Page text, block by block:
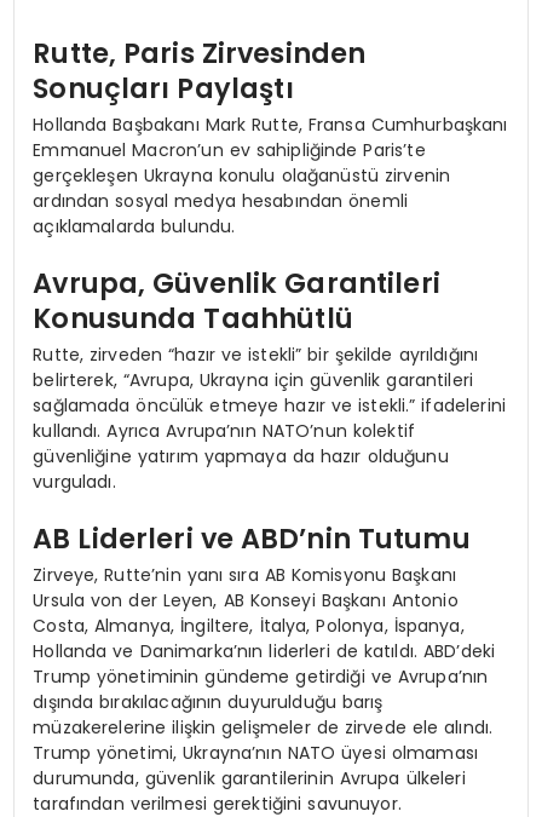
Rutte, Paris Zirvesinden
Sonuçları Paylaştı
Hollanda Başbakanı Mark Rutte, Fransa Cumhurbaşkanı
Emmanuel Macron’un ev sahipliğinde Paris’te
gerçekleşen Ukrayna konulu olağanüstü zirvenin
ardından sosyal medya hesabından önemli
açıklamalarda bulundu.
Avrupa, Güvenlik Garantileri
Konusunda Taahhütlü
Rutte, zirveden “hazır ve istekli” bir şekilde ayrıldığını
belirterek, “Avrupa, Ukrayna için güvenlik garantileri
sağlamada öncülük etmeye hazır ve istekli.” ifadelerini
kullandı. Ayrıca Avrupa’nın NATO’nun kolektif
güvenliğine yatırım yapmaya da hazır olduğunu
vurguladı.
AB Liderleri ve ABD’nin Tutumu
Zirveye, Rutte’nin yanı sıra AB Komisyonu Başkanı
Ursula von der Leyen, AB Konseyi Başkanı Antonio
Costa, Almanya, İngiltere, İtalya, Polonya, İspanya,
Hollanda ve Danimarka’nın liderleri de katıldı. ABD’deki
Trump yönetiminin gündeme getirdiği ve Avrupa’nın
dışında bırakılacağının duyurulduğu barış
müzakerelerine ilişkin gelişmeler de zirvede ele alındı.
Trump yönetimi, Ukrayna’nın NATO üyesi olmaması
durumunda, güvenlik garantilerinin Avrupa ülkeleri
tarafından verilmesi gerektiğini savunuyor.